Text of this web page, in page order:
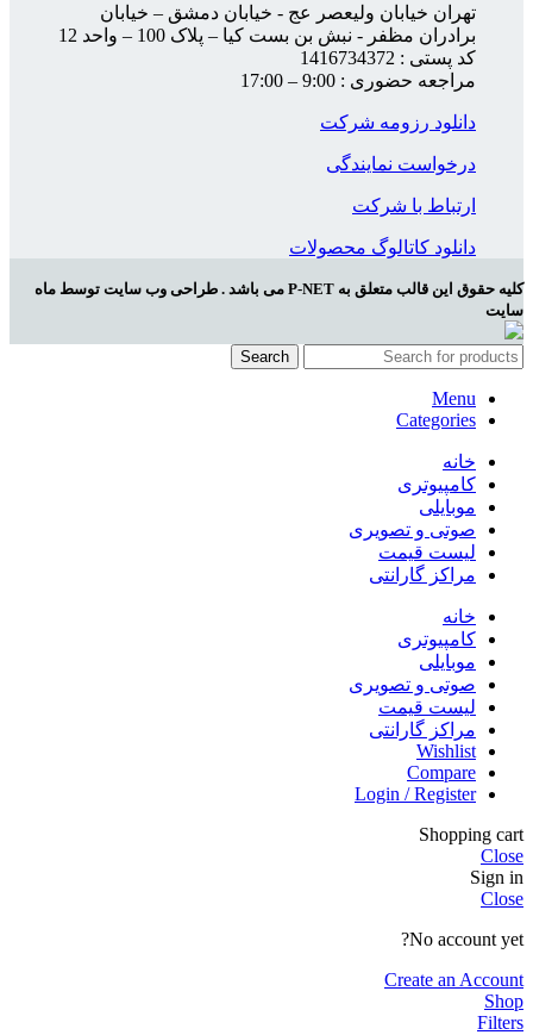
تهران خیابان ولیعصر عج - خیابان دمشق – خیابان
برادران مظفر - نبش بن بست کیا – پلاک 100 – واحد 12
کد پستی : 1416734372
مراجعه حضوری : 9:00 – 17:00
دانلود رزومه شرکت
درخواست نمایندگی
ارتباط با شرکت
دانلود کاتالوگ محصولات
کلیه حقوق این قالب متعلق به P-NET می باشد . طراحی وب سایت توسط ماه
سایت
Search
Menu
Categories
خانه
کامپیوتری
موبایلی
صوتی و تصویری
لیست قیمت
مراکز گارانتی
خانه
کامپیوتری
موبایلی
صوتی و تصویری
لیست قیمت
مراکز گارانتی
Wishlist
Compare
Login / Register
Shopping cart
Close
Sign in
Close
No account yet?
Create an Account
Shop
Filters